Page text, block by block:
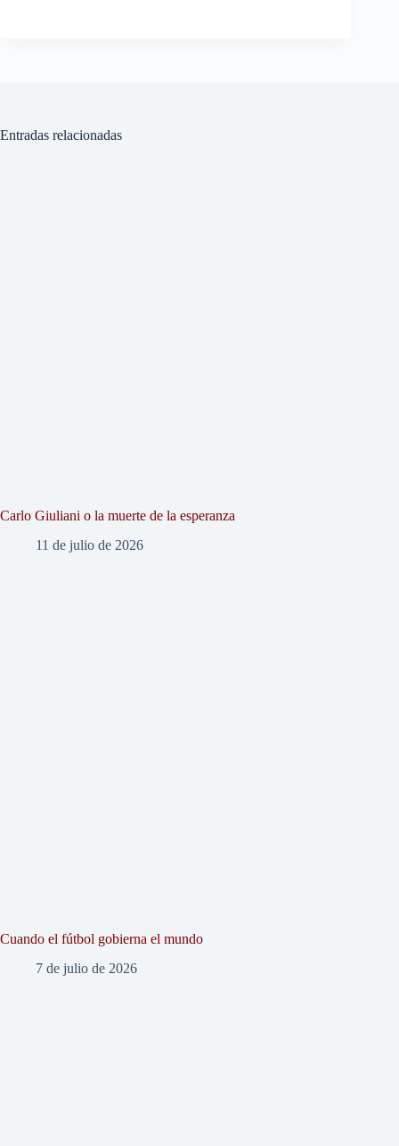
Entradas relacionadas
Carlo Giuliani o la muerte de la esperanza
11 de julio de 2026
Cuando el fútbol gobierna el mundo
7 de julio de 2026